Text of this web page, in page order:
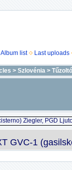
Album list Last uploads
> Szlovénia >
GVC-1